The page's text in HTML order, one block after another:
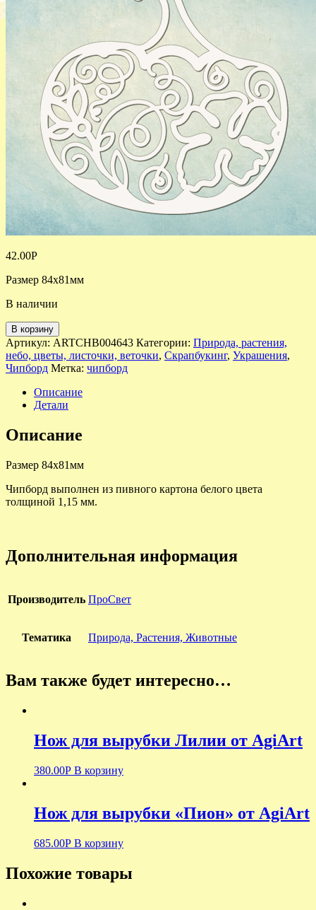
42.00Р
Размер 84х81мм
В наличии
В корзину
Артикул: ARTCHB004643 Категории: Природа, растения,
небо, цветы, листочки, веточки, Скрапбукинг, Украшения,
Чипборд Метка: чипборд
Описание
Детали
Описание
Размер 84х81мм
Чипборд выполнен из пивного картона белого цвета
толщиной 1,15 мм.
Дополнительная информация
Производитель ПроСвет
Тематика Природа, Растения, Животные
Вам также будет интересно…
Нож для вырубки Лилии от AgiArt
380.00Р В корзину
Нож для вырубки «Пион» от AgiArt
685.00Р В корзину
Похожие товары